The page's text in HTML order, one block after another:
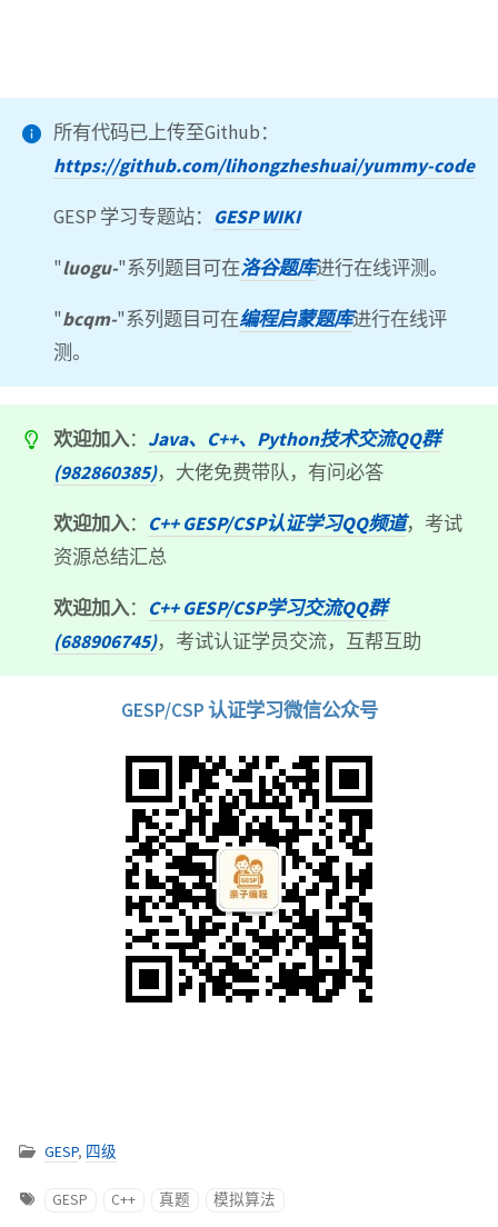
所有代码已上传至Github：
https://github.com/lihongzheshuai/yummy-code
GESP 学习专题站： GESP WIKI
"luogu-"系列题目可在洛谷题库进行在线评测。
"bcqm-"系列题目可在编程启蒙题库进行在线评
测。
欢迎加入： Java、C++、Python技术交流QQ群
(982860385)，大佬免费带队，有问必答
欢迎加入： C++ GESP/CSP认证学习QQ频道，考试
资源总结汇总
欢迎加入： C++ GESP/CSP学习交流QQ群
(688906745)，考试认证学员交流，互帮互助
GESP/CSP 认证学习微信公众号
GESP, 四级
GESP C++ 真题 模拟算法